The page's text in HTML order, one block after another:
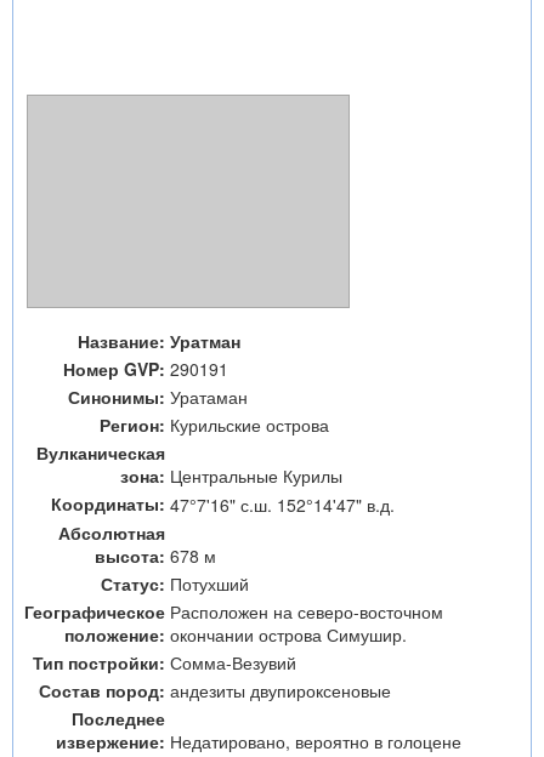
Название: Уратман
Номер GVP: 290191
Синонимы: Уратаман
Регион: Курильские острова
Вулканическая
зона: Центральные Курилы
Координаты: 47°7'16" с.ш. 152°14'47" в.д.
Абсолютная
высота: 678 м
Статус: Потухший
Географическое
положение:
Расположен на северо-восточном
окончании острова Симушир.
Тип постройки: Сомма-Везувий
Состав пород: андезиты двупироксеновые
Последнее
извержение: Недатировано, вероятно в голоцене